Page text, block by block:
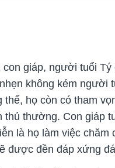
giáp, người tuổi Tý
không kém người
thế, họ còn có tham
thủ thường. Con giáp
là họ làm việc chăm
được đền đáp xứng